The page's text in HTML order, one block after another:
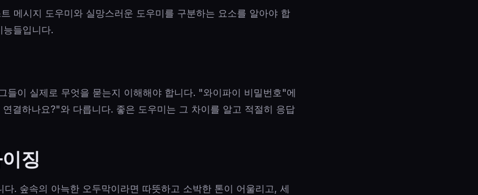
메시지 도우미와 실망스러운 도우미를 구분하는 요소를 알아야 합
들입니다.
들이 실제로 무엇을 묻는지 이해해야 합니다. "와이파이 비밀번호"에
결하나요?"와 다릅니다. 좋은 도우미는 그 차이를 알고 적절히 응답
징
. 숲속의 아늑한 오두막이라면 따뜻하고 소박한 톤이 어울리고, 세